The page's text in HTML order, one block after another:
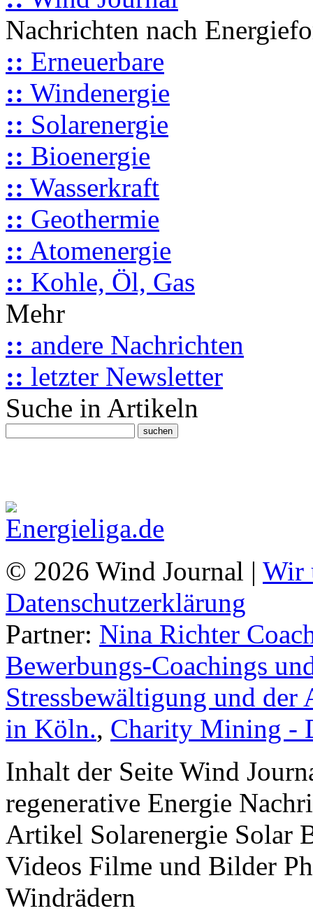
Nachrichten nach
:: Erneuerbare
:: Windenergie
:: Solarenergie
:: Bioenergie
:: Wasserkraft
:: Geothermie
:: Atomenergie
:: Kohle, Öl, Gas
Mehr
:: andere Nachrichten
:: letzter Newsletter
Suche in Artikeln
© 2026 Wind Journal | Wir
Datenschutzerklärung
Partner: Nina Richter
Bewerbungs-Coachings
Stressbewältigung und
in Köln., Charity Mining -
Inhalt der Seite Wind
regenerative Energie
Artikel Solarenergie Solar
Videos Filme und Bilder
Windrädern